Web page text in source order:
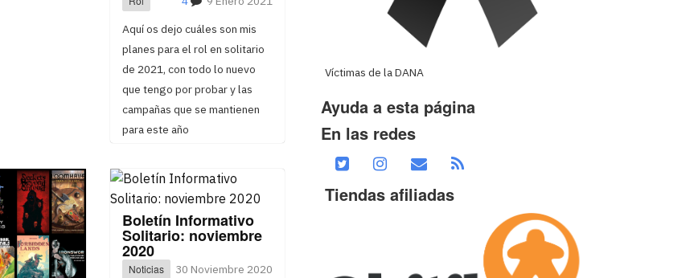
Aquí os dejo cuáles son mis
planes para el rol en solitario
de 2021, con todo lo nuevo
que tengo por probar y las
campañas que se mantienen
para este año
Boletín Informativo
Solitario: noviembre
2020
Noticias
30 Noviembre 2020
Víctimas de la DANA
Ayuda a esta página
En las redes
Tiendas afiliadas